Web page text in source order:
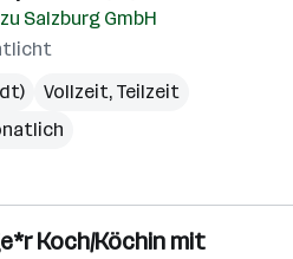
Salzburg GmbH
Vollzeit, Teilzeit
Koch/Köchin mit